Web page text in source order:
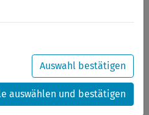
21.08.2026 machen auch wir
Zeitraum werden ab dem
verschickt.
Auswahl bestätigen
auswählen und bestätigen